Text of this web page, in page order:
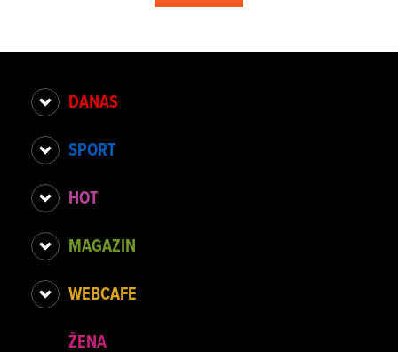
DANAS
SPORT
HOT
MAGAZIN
WEBCAFE
ŽENA